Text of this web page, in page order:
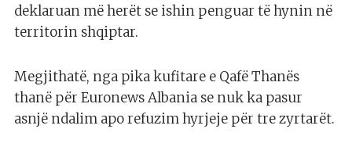
deklaruan më herët se ishin penguar të hynin në
territorin shqiptar.
Megjithatë, nga pika kufitare e Qafë Thanës
thanë për Euronews Albania se nuk ka pasur
asnjë ndalim apo refuzim hyrjeje për tre zyrtarët.